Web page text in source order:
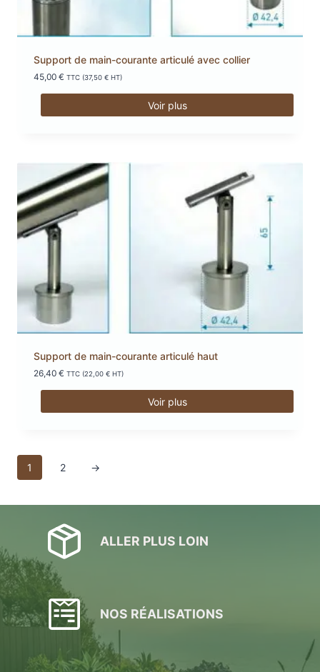
Support de main-courante articulé avec collier
45,00 € TTC (37,50 € HT)
Voir plus
Support de main-courante articulé haut
26,40 € TTC (22,00 € HT)
Voir plus
1 2 →
ALLER PLUS LOIN
NOS RÉALISATIONS